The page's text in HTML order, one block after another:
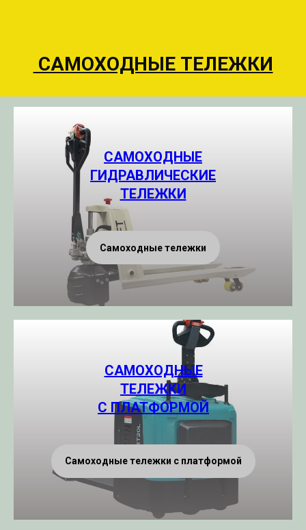
САМОХОДНЫЕ ТЕЛЕЖКИ
САМОХОДНЫЕ
ГИДРАВЛИЧЕСКИЕ
ТЕЛЕЖКИ
Самоходные тележки
САМОХОДНЫЕ
ТЕЛЕЖКИ
С ПЛАТФОРМОЙ
Самоходные тележки с платформой